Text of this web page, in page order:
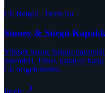
CE Belgeli · Derin Su
Stoney & Sürgü
Yüksek basınç farkına
sistemleri. Tünel, kanal ve baraj
CE belgeli üretim.